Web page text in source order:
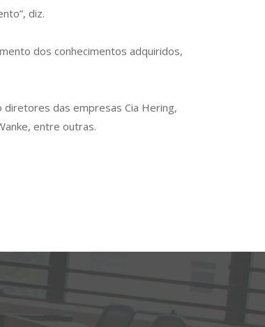
diz.
dos conhecimentos adquiridos,
diretores das empresas Cia Hering,
entre outras.